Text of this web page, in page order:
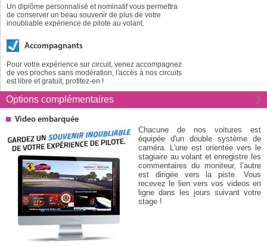
Un diplôme personnalisé et nominatif vous permettra
de conserver un beau souvenir de plus de votre
inoubliable expérience de pilote au volant.
Accompagnants
Pour votre expérience sur circuit, venez accompagnez
de vos proches sans modération, l'accès à nos circuits
est libre et gratuit, profitez-en !
Options complémentaires
Video embarquée
Chacune de nos voitures est
équipée d'un double système de
caméra. L'une est orientée vers le
stagiaire au volant et enregistre les
commentaires du moniteur, l’autre
est dirigée vers la piste. Vous
recevez le lien vers vos videos en
ligne dans les jours suivant votre
stage !